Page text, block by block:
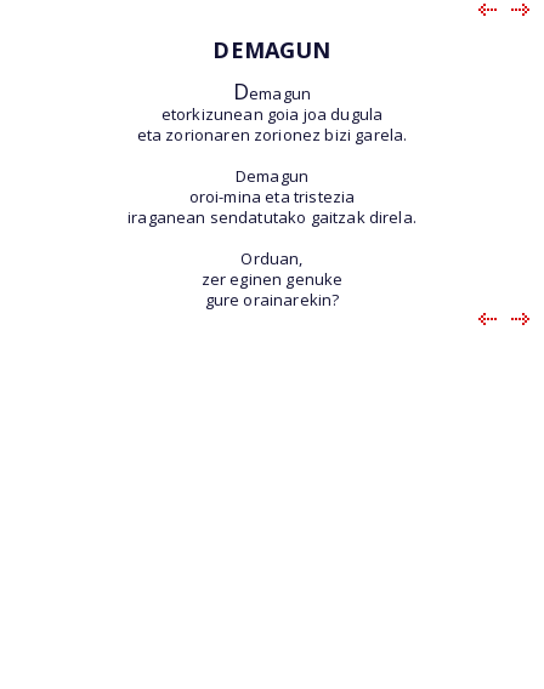
DEMAGUN
Demagun
etorkizunean goia joa dugula
eta zorionaren zorionez bizi garela.
Demagun
oroi-mina eta tristezia
iraganean sendatutako gaitzak direla.
Orduan,
zer eginen genuke
gure orainarekin?